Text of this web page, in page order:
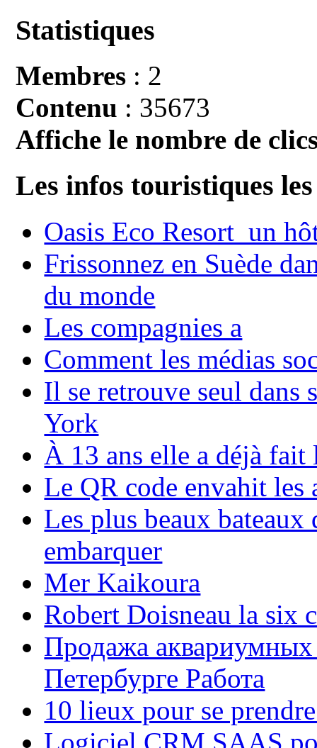
Statistiques
Membres : 2
Contenu : 35673
Affiche le nombre de
Les infos touristiques
Oasis Eco Resort un
Frissonnez en Suède
du monde
Les compagnies a
Comment les médias
Il se retrouve seul dans
York
À 13 ans elle a déjà
Le QR code envahit les
Les plus beaux bateaux
embarquer
Mer Kaikoura
Robert Doisneau la six
Продажа аквариумных
Петербурге Работа
10 lieux pour se
Logiciel CRM SAAS